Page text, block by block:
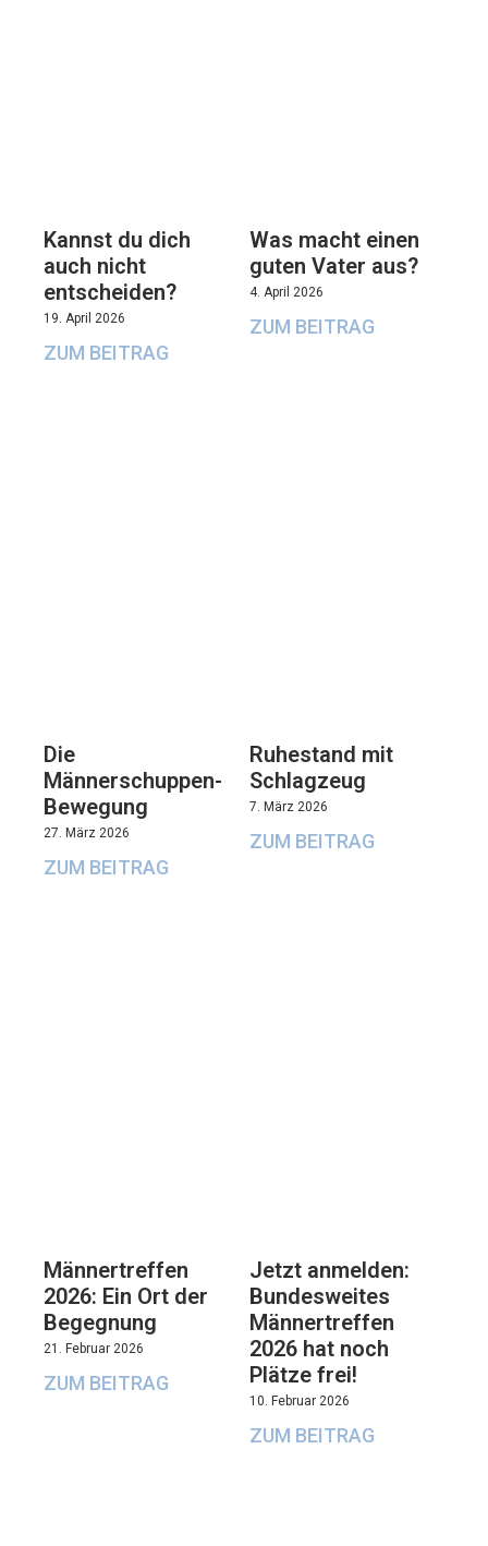
Kannst du dich
auch nicht
entscheiden?
19. April 2026
ZUM BEITRAG
Was macht einen
guten Vater aus?
4. April 2026
ZUM BEITRAG
Die
Männerschuppen-
Bewegung
27. März 2026
ZUM BEITRAG
Ruhestand mit
Schlagzeug
7. März 2026
ZUM BEITRAG
Männertreffen
2026: Ein Ort der
Begegnung
21. Februar 2026
ZUM BEITRAG
Jetzt anmelden:
Bundesweites
Männertreffen
2026 hat noch
Plätze frei!
10. Februar 2026
ZUM BEITRAG